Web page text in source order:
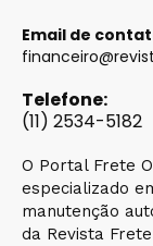
Email de
Telefone:
(11) 2534-5182
O Portal Frete
especializado
manutenção
da Revista